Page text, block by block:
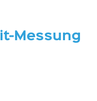
Messung